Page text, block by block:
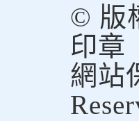
© 版
印章
網站